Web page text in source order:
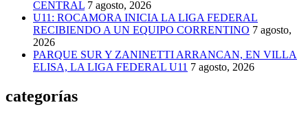
CENTRAL 7 agosto, 2026
U11: ROCAMORA INICIA LA LIGA FEDERAL
RECIBIENDO A UN EQUIPO CORRENTINO 7 agosto,
2026
PARQUE SUR Y ZANINETTI ARRANCAN, EN VILLA
ELISA, LA LIGA FEDERAL U11 7 agosto, 2026
categorías